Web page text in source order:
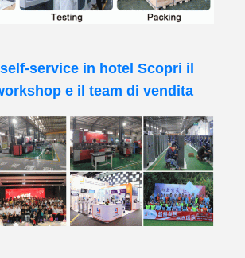
service in hotel Scopri il
e il team di vendita